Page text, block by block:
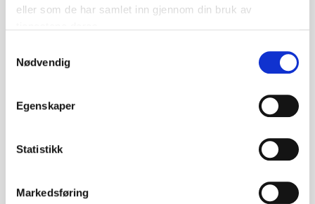
eller som de har samlet inn gjennom din bruk av
Nødvendig
Egenskaper
Statistikk
Markedsføring
Har du, som meg, tenkt at du skulle visst mer om
norsk kvinnehistorie, men du nedprioriterer det
stadig i alt annet du skulle ha gjort? Da vil jeg
anbefale å le…